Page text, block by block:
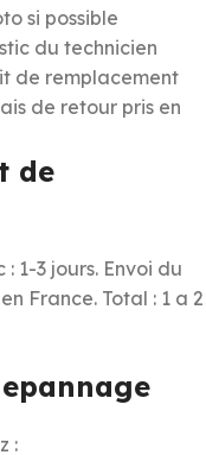
si possible
du technicien
de remplacement
de retour pris en
de
1-3 jours. Envoi du
France. Total : 1 a 2
: